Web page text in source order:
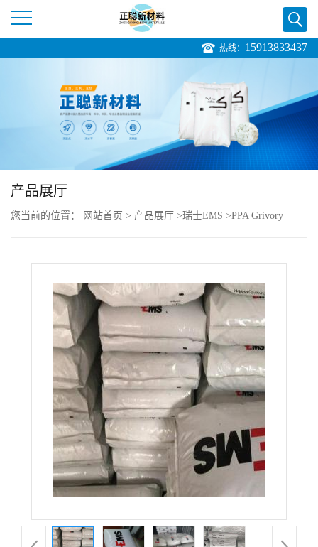
公
品
热线： 15913833437
产品展厅
您当前的位置： 网站首页 > 产品展厅 >瑞士EMS >PPA Grivory